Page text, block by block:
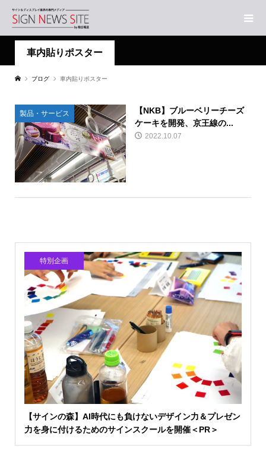
車内貼りポスター
ブログ 車内貼りポスター
製品・サービス
【NKB】ブルーベリーチーズ
ケーキを開発、京王線の...
2022.10.07
特別企画
【サインの森】AI時代にも負けないデザイン力＆プレゼン
力を身に付けるためのサインスクールを開催＜PR＞